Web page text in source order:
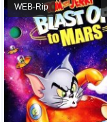
WEB-Rip